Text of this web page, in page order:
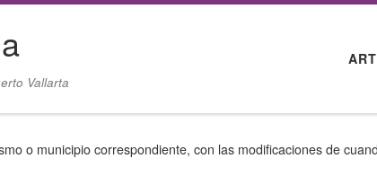
Vallarta
o municipio correspondiente, con las modificaciones de